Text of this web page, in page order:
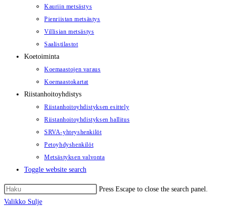
Kauriin metsästys
Pienriistan metsästys
Villisian metsästys
Saalistilastot
Koetoiminta
Koemaastojen varaus
Koemaastokartat
Riistanhoitoyhdistys
Riistanhoitoyhdistyksen esittely
Riistanhoitoyhdistyksen hallitus
SRVA-yhteyshenkilöt
Petoyhdyshenkilöt
Metsästyksen valvonta
Toggle website search
Press Escape to close the search panel.
Valikko Sulje